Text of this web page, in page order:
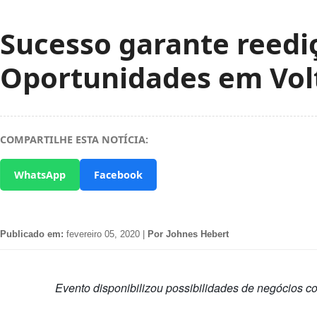
Sucesso garante
Oportunidades em
COMPARTILHE ESTA NOTÍCIA:
WhatsApp Facebook
Publicado em: fevereiro 05, 2020 | Por Johnes Hebert
Evento disponibilizou possibilidades de negócios